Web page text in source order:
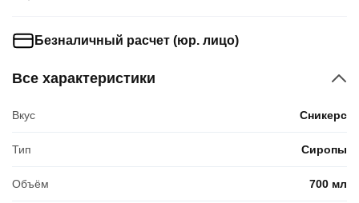
Все характеристики
Вкус Сникерс
Тип Сиропы
Объём 700 мл
Безналичный расчет (юр. лицо)